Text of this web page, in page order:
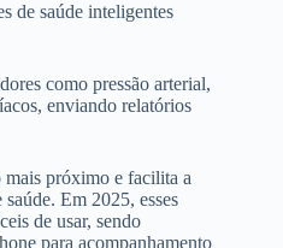
de saúde inteligentes
como pressão arterial,
enviando relatórios
mais próximo e facilita a
Em 2025, esses
de usar, sendo
para acompanhamento